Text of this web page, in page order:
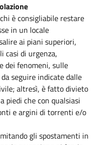
è consigliabile restare
in un locale
ai piani superiori,
casi di urgenza,
dei fenomeni, sulle
seguire indicate dalle
altresì, è fatto divieto
piedi che con qualsiasi
e argini di torrenti e/o
gli spostamenti in